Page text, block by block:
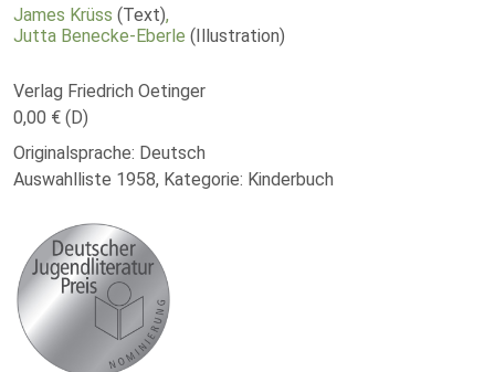
James Krüss (Text),
Jutta Benecke-Eberle (Illustration)
Verlag Friedrich Oetinger
0,00 € (D)
Originalsprache: Deutsch
Auswahlliste 1958, Kategorie: Kinderbuch